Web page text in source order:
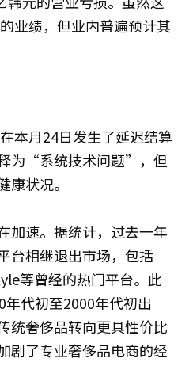
业绩，但业内普遍预计其
本月24日发生了延迟结算
为“系统技术问题”，但
康状况。
加速。据统计，过去一年
台相继退出市场，包括
等曾经的热门平台。此
代初至2000年代初出
统奢侈品转向更具性价比
剧了专业奢侈品电商的经